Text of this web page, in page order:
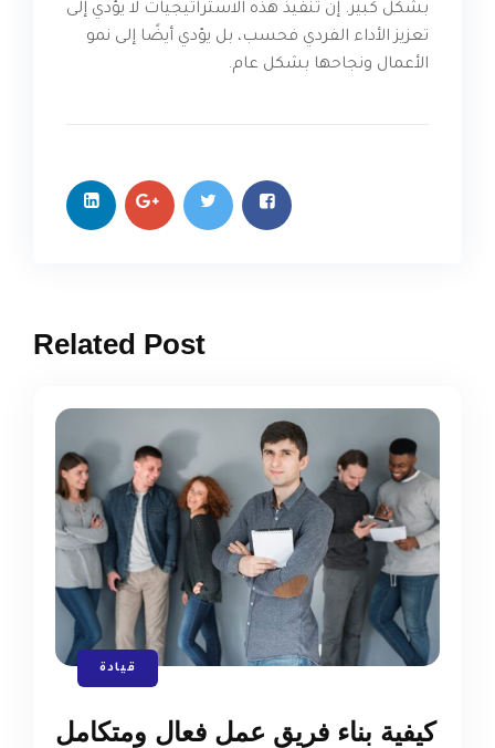
بشكل كبير. إن تنفيذ هذه الاستراتيجيات لا يؤدي إلى
تعزيز الأداء الفردي فحسب، بل يؤدي أيضًا إلى نمو
الأعمال ونجاحها بشكل عام.
Related Post
قيادة
كيفية بناء فريق عمل فعال ومتكامل